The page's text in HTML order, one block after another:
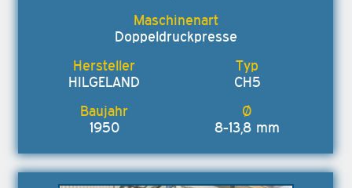
Doppeldruckpresse
HILGELAND CH5
1950 8-13,8 mm